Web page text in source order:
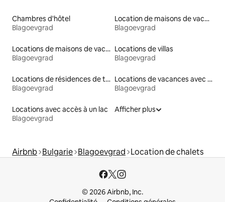
Chambres d'hôtel
Blagoevgrad
Location de maisons de vacances
Blagoevgrad
Locations de maisons de vacances
Blagoevgrad
Locations de villas
Blagoevgrad
Locations de résidences de tourisme
Blagoevgrad
Locations de vacances avec piscine
Blagoevgrad
Locations avec accès à un lac
Blagoevgrad
Afficher plus
Airbnb Bulgarie Blagoevgrad Location de chalets
© 2026 Airbnb, Inc.